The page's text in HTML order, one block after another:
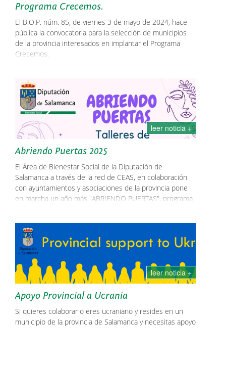
Programa Crecemos.
El B.O.P. núm. 85, de viernes 3 de mayo de 2024, hace
pública la convocatoria para la selección de municipios
de la provincia interesados en implantar el Programa
Crecemos.
Abriendo Puertas 2025
El Área de Bienestar Social de la Diputación de
Salamanca a través de la red de CEAS, en colaboración
con ayuntamientos y asociaciones de la provincia pone
en marcha un año más "ABRIENDO PUERTAS", programa
leer noticia +
Apoyo Provincial a Ucrania
Si quieres colaborar o eres ucraniano y resides en un
municipio de la provincia de Salamanca y necesitas apoyo
leer noticia +